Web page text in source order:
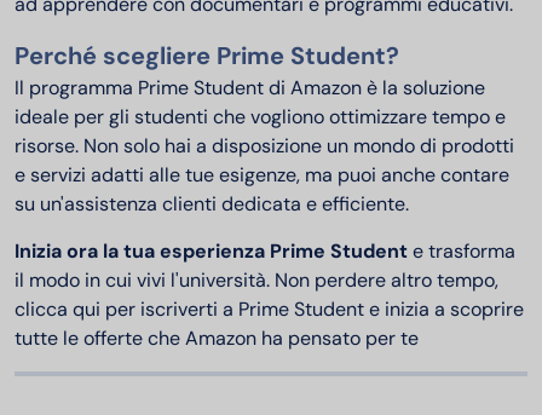
Perché scegliere Prime Student?
Il programma Prime Student di Amazon è la soluzione
ideale per gli studenti che vogliono ottimizzare tempo e
risorse. Non solo hai a disposizione un mondo di prodotti
e servizi adatti alle tue esigenze, ma puoi anche contare
su un'assistenza clienti dedicata e efficiente.
Inizia ora la tua esperienza Prime Studente trasforma
il modo in cui vivi l'università. Non perdere altro tempo,
clicca qui per iscriverti a Prime Student e inizia a scoprire
tutte le offerte che Amazon ha pensato per te